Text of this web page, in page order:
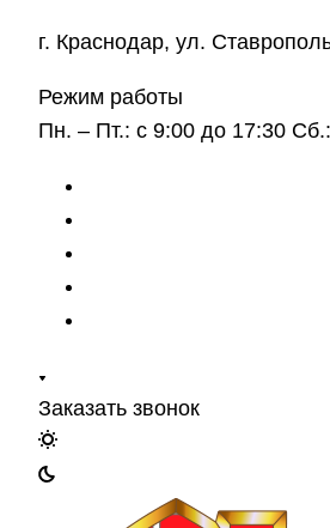
г. Краснодар, ул.
Режим работы
Пн. – Пт.: с 9:00 до 17:30
Заказать звонок